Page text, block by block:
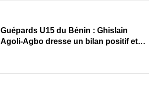
Guépards U15 du Bénin : Ghislain
Agoli-Agbo dresse un bilan positif et